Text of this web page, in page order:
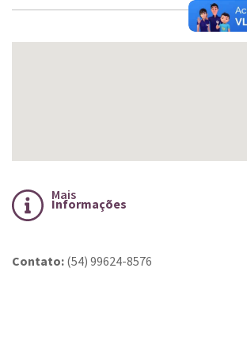
Mais
Informações
Contato: (54) 99624-8576